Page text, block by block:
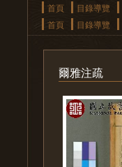
首頁 目錄導覽
首頁
目錄導覽
爾雅注疏